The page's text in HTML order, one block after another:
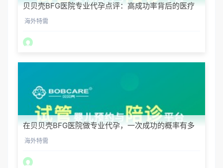
贝贝壳BFG医院专业代孕点评：高成功率背后的医疗
神话
海外特需
在贝贝壳BFG医院做专业代孕，一次成功的概率有多
大？
海外特需